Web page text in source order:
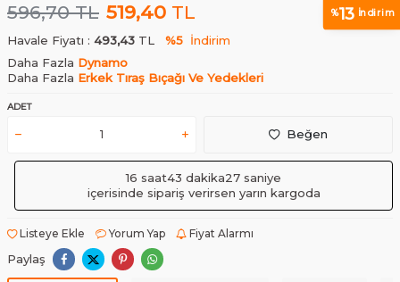
596,70TL 519,40 TL %13 İndirim
Havale Fiyatı : 493,43 TL %5 İndirim
Daha Fazla Dynamo
Daha Fazla Erkek Tıraş Bıçağı Ve Yedekleri
ADET
Beğen
16 saat43 dakika27 saniye
içerisinde sipariş verirsen yarın kargoda
Listeye Ekle Yorum Yap Fiyat Alarmı
Paylaş